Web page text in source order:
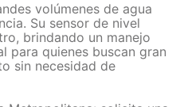
volúmenes de agua
Su sensor de nivel
brindando un manejo
para quienes buscan gran
sin necesidad de